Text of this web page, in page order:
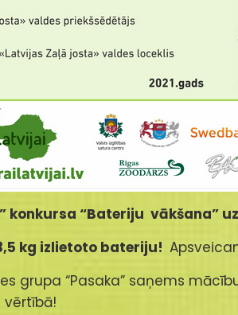
konkursa “Bateriju vākšana”
kg izlietoto bateriju!
grupa “Pasaka” saņems
vērtībā!